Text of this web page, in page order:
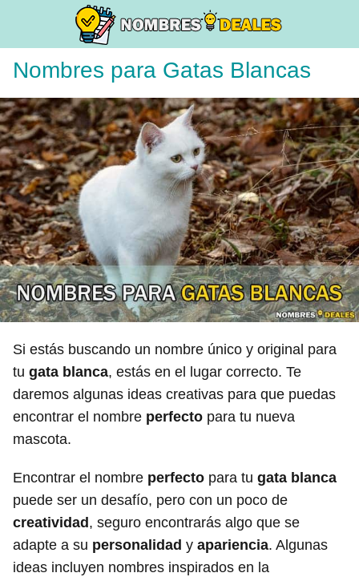
Nombres para Gatas Blancas
Si estás buscando un nombre único y original para
tu gata blanca, estás en el lugar correcto. Te
daremos algunas ideas creativas para que puedas
encontrar el nombre perfecto para tu nueva
mascota.
Encontrar el nombre perfecto para tu gata blanca
puede ser un desafío, pero con un poco de
creatividad , seguro encontrarás algo que se
adapte a su personalidad y apariencia. Algunas
ideas incluyen nombres inspirados en la